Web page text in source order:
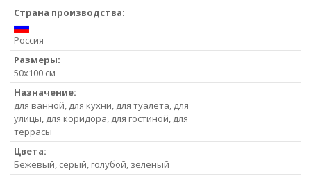
Страна производства:
Россия
Размеры:
50x100 см
Назначение:
для ванной, для кухни, для туалета, для
улицы, для коридора, для гостиной, для
террасы
Цвета:
Бежевый, серый, голубой, зеленый